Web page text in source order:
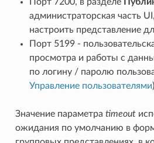
администраторская часть
настроить представление
Порт 5199 -
просмотра и работы с
по логину / паролю
Управление пользователями
Значение параметра timeout
ожидания по умолчанию в